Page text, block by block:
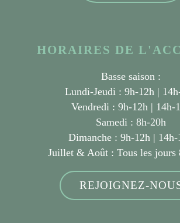
HORAIRES DE
Basse saison :
Lundi-Jeudi : 9h-12h |
Vendredi : 9h-12h | 14h-
Samedi : 8h-20h
Dimanche : 9h-12h | 14h-
Juillet & Août : Tous les jours
REJOIGNEZ-